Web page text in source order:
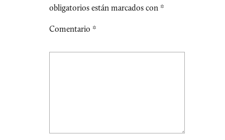
obligatorios están marcados con *
Comentario *